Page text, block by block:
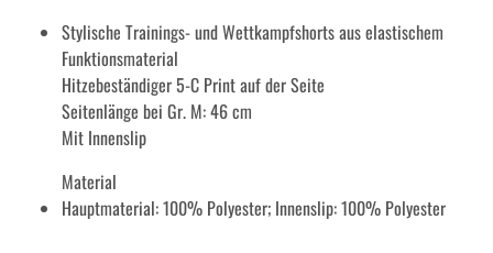
Stylische Trainings- und Wettkampfshorts aus elastischem
Funktionsmaterial
Hitzebeständiger 5-C Print auf der Seite
Seitenlänge bei Gr. M: 46 cm
Mit Innenslip
Material
Hauptmaterial: 100% Polyester; Innenslip: 100% Polyester